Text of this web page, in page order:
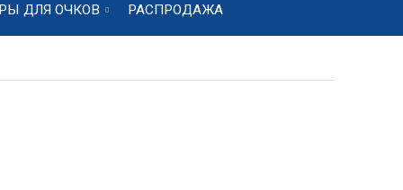
ДЛЯ ОЧКОВ РАСПРОДАЖА